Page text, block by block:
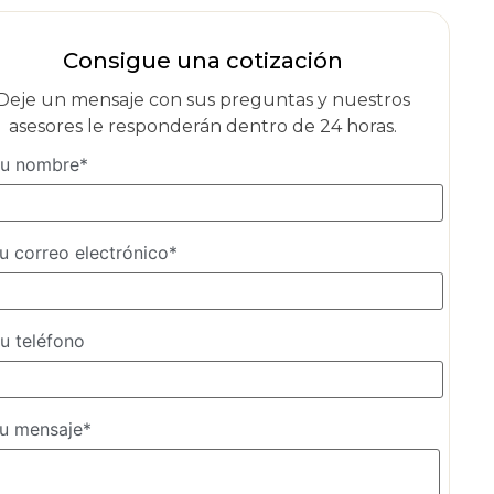
Consigue una cotización
un mensaje con sus preguntas y nuestros
asesores le responderán dentro de 24 horas.
nombre*
correo electrónico*
teléfono
mensaje*